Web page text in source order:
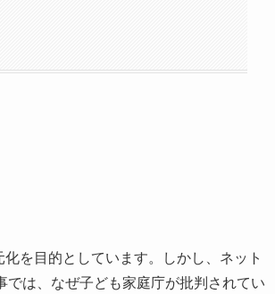
を目的としています。しかし、ネット
では、なぜ子ども家庭庁が批判されてい